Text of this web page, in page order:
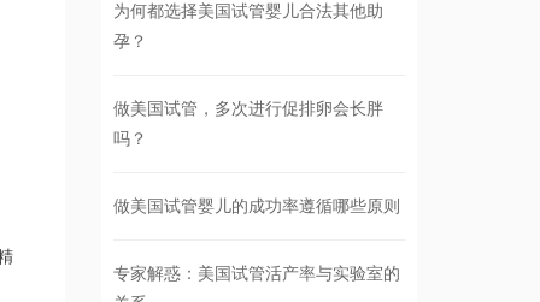
为何都选择美国试管婴儿合法其他助
孕？
做美国试管，多次进行促排卵会长胖
吗？
做美国试管婴儿的成功率遵循哪些原则
专家解惑：美国试管活产率与实验室的